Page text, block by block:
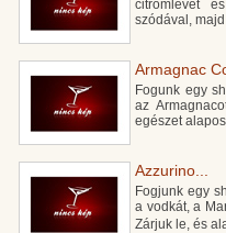
citromlevet
szódával,
Armagnac
Fogunk egy
az
egészet
Azzurino...
Fogjunk egy
a vodkát, a
Zárjuk le, és